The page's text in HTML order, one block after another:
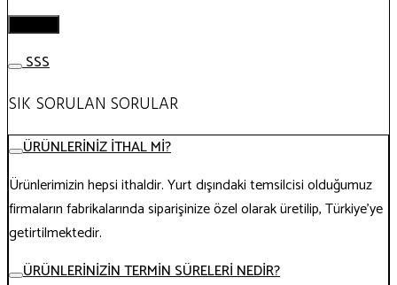
SSS
SIK SORULAN SORULAR
ÜRÜNLERİNİZ İTHAL Mİ?
Ürünlerimizin hepsi ithaldir. Yurt dışındaki temsilcisi olduğumuz
firmaların fabrikalarında siparişinize özel olarak üretilip, Türkiye’ye
getirtilmektedir.
ÜRÜNLERİNİZİN TERMİN SÜRELERİ NEDİR?